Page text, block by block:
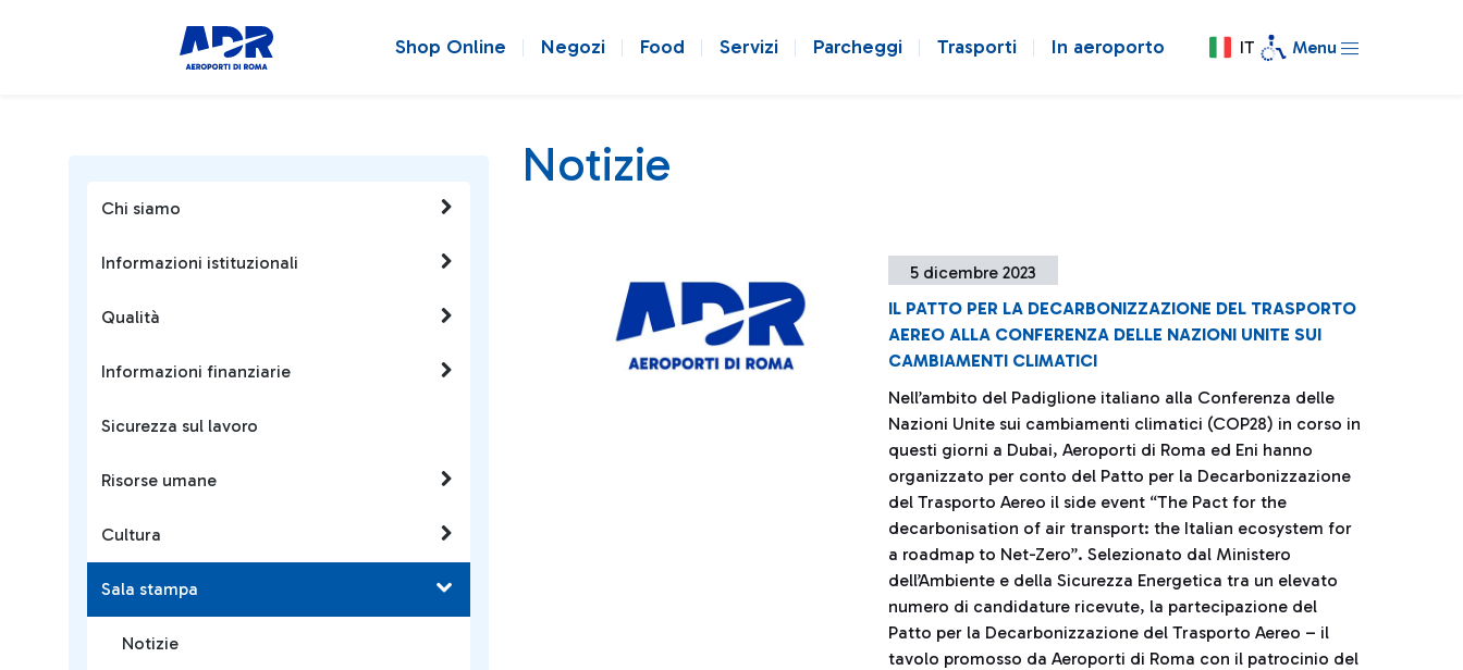
Shop Online Negozi Food Servizi Parcheggi Trasporti In aeroporto IT Menu
Chi siamo
Informazioni istituzionali
Qualità
Informazioni finanziarie
Sicurezza sul lavoro
Risorse umane
Cultura
Sala stampa
Notizie
Notizie
5 dicembre 2023
IL PATTO PER LA DECARBONIZZAZIONE DEL TRASPORTO
AEREO ALLA CONFERENZA DELLE NAZIONI UNITE SUI
CAMBIAMENTI CLIMATICI
Nell’ambito del Padiglione italiano alla Conferenza delle
Nazioni Unite sui cambiamenti climatici (COP28) in corso in
questi giorni a Dubai, Aeroporti di Roma ed Eni hanno
organizzato per conto del Patto per la Decarbonizzazione
del Trasporto Aereo il side event “The Pact for the
decarbonisation of air transport: the Italian ecosystem for
a roadmap to Net-Zero”. Selezionato dal Ministero
dell’Ambiente e della Sicurezza Energetica tra un elevato
numero di candidature ricevute, la partecipazione del
Patto per la Decarbonizzazione del Trasporto Aereo – il
tavolo promosso da Aeroporti di Roma con il patrocinio del